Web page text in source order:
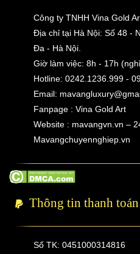
Công ty TNHH Vina Gold
Địa chỉ tại Hà Nội: Số 48 -
Đa - Hà Nội.
Giờ làm việc: 8h - 17h
Hotline: 0242.1236.999 -
Email:
Fanpage : Vina Gold Art
Website : mavangvn.vn –
Mavangchuyennghiep.vn
Thông tin thanh toán
Số TK: 0451000314816